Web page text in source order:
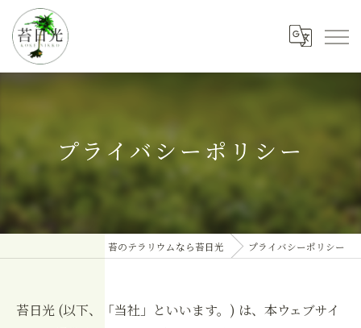
プライバシーポリシー
苔のテラリウムなら苔日光 プライバシーポリシー
苔日光 (以下、「当社」といいます。) は、本ウェブサイ